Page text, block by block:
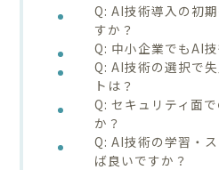
Q: AI技術導入の初
すか？
Q: 中小企業でもAI
Q: AI技術の選択で
トは？
Q: セキュリティ面
か？
Q: AI技術の学習・
ば良いですか？